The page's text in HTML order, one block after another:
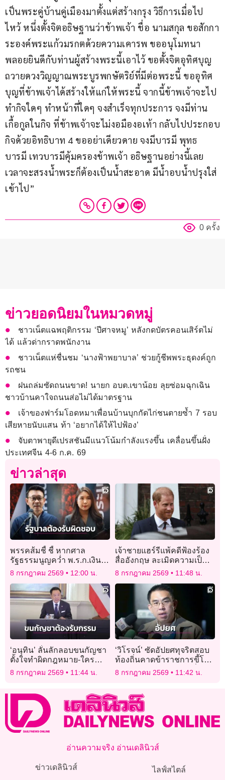
เป็นพระคู่บ้านคู่เมืองมาตั้งแต่สร้างกรุง วิธีการเมื่อไป
ไหว้ หนึ่งตั้งจิตอธิษฐานว่าข้าพเจ้า ชื่อ นามสกุล ขอสักกา
ระองค์พระแก้วมรกตด้วยความเคารพ ขออนุโมทนา
พลอยยินดีกับท่านผู้สร้างพระนี้เอาไว้ ขอตั้งจิตอุทิศบุญ
ถวายดวงวิญญาณพระบูรพกษัตริย์ที่มีต่อพระนี้ ขออุทิศ
บุญที่ข้าพเจ้าได้สร้างให้แก่ให้พระนี้ จากนี้ข้าพเจ้าจะไป
ทำกิจใดๆ ทำหน้าที่ใดๆ จงสำเร็จทุกประการ จงมีท่าน
เกื้อกูลในกิจ ที่ข้าพเจ้าจะไม่งอมืองอเท้า กลับไปประกอบ
กิจด้วยอิทธิบาท 4 ขออย่าเดียวดาย จงมีบารมี พุทธ
บารมี เทวบารมีคุ้มครองข้าพเจ้า อธิษฐานอย่างนี้เลย
เวลาจะสรงน้ำพระก็ต้องเป็นน้ำสะอาด มีน้ำอบน้ำปรุงใส่
เข้าไป”
0 ครั้ง
ข่าวยอดนิยมในหมวดหมู่
ชาวเน็ตแฉพฤติกรรม ‘ปีศาจหมู’ หลังกดบัตรคอนเสิร์ตไม่
ได้ แล้วด่ากราดพนักงาน
ชาวเน็ตแห่ชื่นชม ‘นางฟ้าพยาบาล’ ช่วยกู้ชีพพระธุดงค์ถูก
รถชน
ฝนถล่มซัดถนนขาด! นายก อบต.เขาน้อย ลุยซ่อมฉุกเฉิน
ชาวบ้านคาใจถนนส่อไม่ได้มาตรฐาน
เจ้าของฟาร์มโอดหมาเพื่อนบ้านบุกกัดไก่ชนตายซ้ำ 7 รอบ
เสียหายนับแสน ท้า ‘อยากได้ให้ไปฟ้อง’
จับตาพายุดีเปรสชันมีแนวโน้มกำลังแรงขึ้น เคลื่อนขึ้นฝั่ง
ประเทศจีน 4-6 ก.ค. 69
ข่าวล่าสุด
พรรคส้มชี้ ชี้ หากศาล
รัฐธรรมนูญคว่ำ พ.ร.ก.เงิน
กู้ 4 แสนล้าน นายกฯควรลา
8 กรกฎาคม 2569 12:00 น.
เจ้าชายแฮร์รีแพ้คดีฟ้องร้อง
สื่ออังกฤษ ละเมิดความเป็น
ส่วนตัวพระองค์และ
ครอบครัว
8 กรกฎาคม 2569 11:48 น.
​​‘อนุทิน’ ลั่นลักลอบขนกัญชา
ตั้งใจทำผิดกฎหมาย-ใครทำ
ต้องรับกรรม
8 กรกฎาคม 2569 11:44 น.
‘วิโรจน์’ ซัดอัปยศทุจริตสอบ
ท้องถิ่นคาดข้าราชการขี้โกง
ปะปนในระบบกว่า 7 หมื่นคน
รัฐแบกค่าเลี้ยงดู 4 หมื่นล้าน
8 กรกฎาคม 2569 11:42 น.
อ่านความจริง อ่านเดลินิวส์
ข่าวเดลินิวส์
ไลฟ์สไตล์